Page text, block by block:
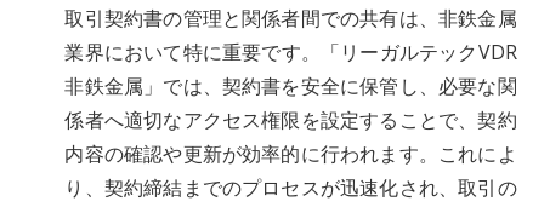
取引契約書の管理と関係者間での共有は、非鉄金属
業界において特に重要です。「リーガルテックVDR
非鉄金属」では、契約書を安全に保管し、必要な関
係者へ適切なアクセス権限を設定することで、契約
内容の確認や更新が効率的に行われます。これによ
り、契約締結までのプロセスが迅速化され、取引の